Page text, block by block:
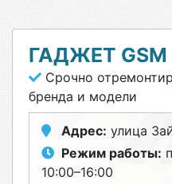
ГАДЖЕТ GSM
Срочно
бренда и модели
Адрес: улица
Режим работы:
10:00–16:00